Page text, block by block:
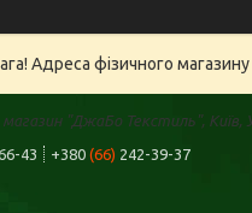
Адреса фізичного
"ДжаБо Текстиль", Київ,
43 +380 (66) 242-39-37